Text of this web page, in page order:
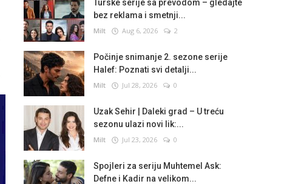
Turske serije sa prevodom – gledajte
bez reklama i smetnji...
Milt Aug 6, 2026 2
Počinje snimanje 2. sezone serije
Halef: Poznati svi detalji...
Milt Jul 28, 2026 0
Uzak Sehir | Daleki grad – U treću
sezonu ulazi novi lik:...
Milt Jul 23, 2026 0
Spojleri za seriju Muhtemel Ask:
Defne i Kadir na velikom...